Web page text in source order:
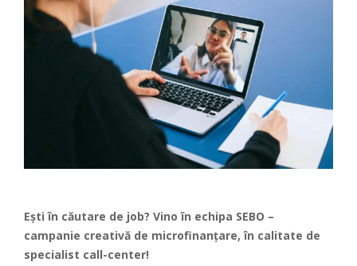
Ești în căutare de job? Vino în echipa SEBO –
campanie creativă de microfinanțare, în calitate de
specialist call-center!